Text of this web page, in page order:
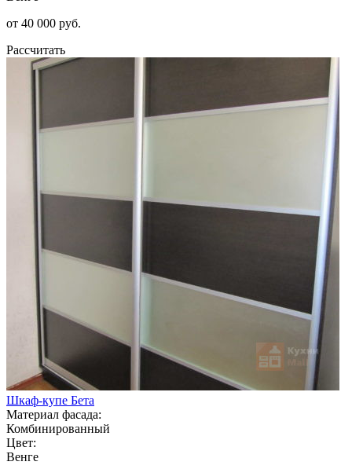
от 40 000 руб.
Рассчитать
Шкаф-купе Бета
Материал фасада:
Комбинированный
Цвет:
Венге